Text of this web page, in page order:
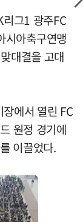
그1 광주FC
시아축구연맹
대결을 고대
에서 열린 FC
원정 경기에
이끌었다.